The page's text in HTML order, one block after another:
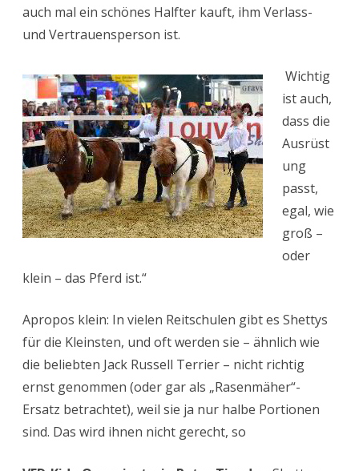
auch mal ein schönes Halfter kauft, ihm Verlass-
und Vertrauensperson ist.
Wichtig
ist auch,
dass die
Ausrüst
ung
passt,
egal, wie
groß –
oder
klein – das Pferd ist.“
Apropos klein: In vielen Reitschulen gibt es Shettys
für die Kleinsten, und oft werden sie – ähnlich wie
die beliebten Jack Russell Terrier – nicht richtig
ernst genommen (oder gar als „Rasenmäher“-
Ersatz betrachtet), weil sie ja nur halbe Portionen
sind. Das wird ihnen nicht gerecht, so